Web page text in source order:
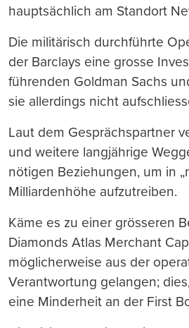
hauptsächlich am Standort
Die militärisch durchführte
der Barclays eine grosse
führenden Goldman Sachs
sie allerdings nicht
Laut dem Gesprächspartner
und weitere langjährige
nötigen Beziehungen, um in
Milliardenhöhe aufzutreiben.
Käme es zu einer grösseren
Diamonds Atlas Merchant
möglicherweise aus der
Verantwortung gelangen;
eine Minderheit an der First